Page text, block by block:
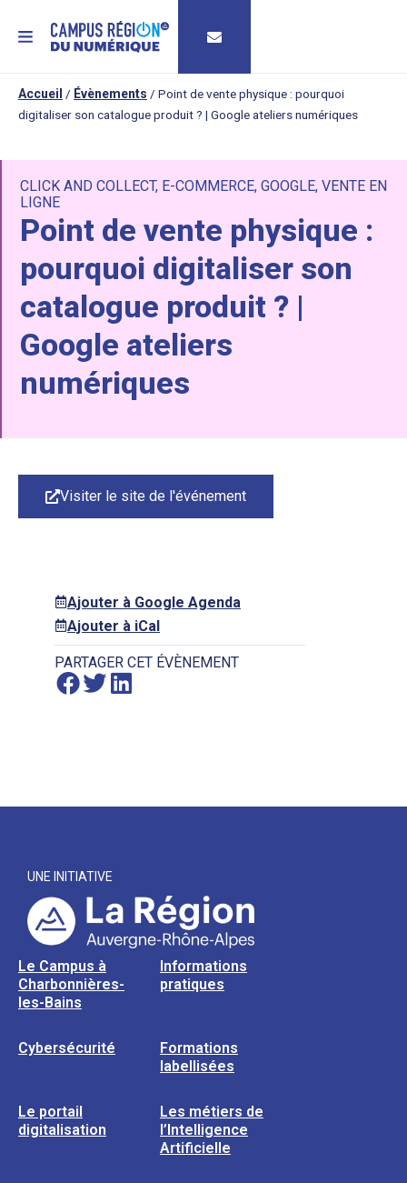
MENU
Accueil / Évènements / Point de vente physique : pourquoi
digitaliser son catalogue produit ? | Google ateliers numériques
CLICK AND COLLECT, E-COMMERCE, GOOGLE, VENTE EN
LIGNE
Point de vente physique :
pourquoi digitaliser son
catalogue produit ? |
Google ateliers
numériques
Visiter le site de l'événement
Ajouter à Google Agenda
Ajouter à iCal
PARTAGER CET ÉVÈNEMENT
UNE INITIATIVE
Le Campus à
Charbonnières-
les-Bains
Informations
pratiques
Cybersécurité
Formations
labellisées
Le portail
digitalisation
Les métiers de
l’Intelligence
Artificielle